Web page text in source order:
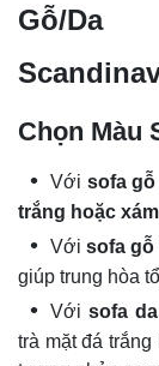
Gỗ/
Chọn Màu
Với sofa
trắng hoặc
Vớisofa gỗ
giúp trung hòa
Với sofa da
trà mặt đá